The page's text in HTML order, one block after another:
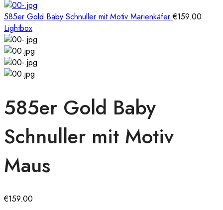
585er Gold Baby Schnuller mit Motiv Marienkäfer€159.00
Lightbox
585er Gold Baby
Schnuller mit Motiv
Maus
€159.00